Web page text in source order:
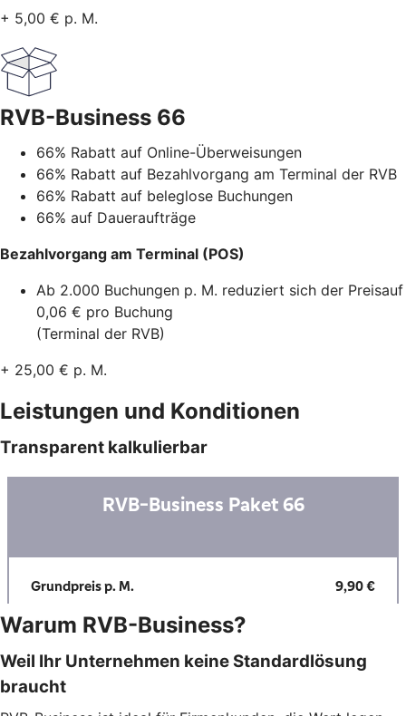
+ 5,00 € p. M.
RVB-Business 66
66% Rabatt auf Online-Überweisungen
66% Rabatt auf Bezahlvorgang am Terminal der RVB
66% Rabatt auf beleglose Buchungen
66% auf Daueraufträge
Bezahlvorgang am Terminal (POS)
Ab 2.000 Buchungen p. M. reduziert sich der Preisauf
0,06 € pro Buchung
(Terminal der RVB)
+ 25,00 € p. M.
Leistungen und Konditionen
Transparent kalkulierbar
Warum RVB-Business?
Weil Ihr Unternehmen keine Standardlösung
braucht